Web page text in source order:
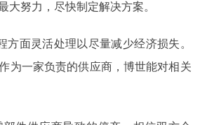
大努力，尽快制定解决方案。
方面灵活处理以尽量减少经济损失。
为一家负责的供应商，博世能对相关